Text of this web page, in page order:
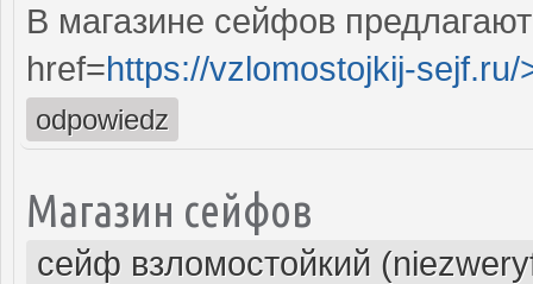
В магазине сейфов
href=https://vzlomostojkij-sejf.ru/
odpowiedz
Магазин сейфов
сейф взломостойкий